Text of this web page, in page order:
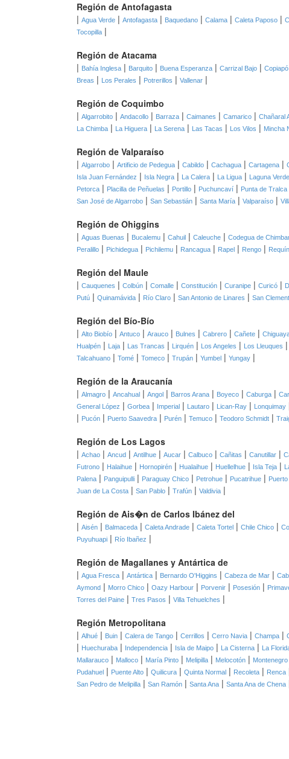
Región de Antofagasta
| Agua Verde | Antofagasta | Baquedano | Calama | Caleta Paposo |
Tocopilla |
Región de Atacama
| Bahía Inglesa | Barquito | Buena Esperanza | Carrizal Bajo | Copiapó
Breas | Los Perales | Potrerillos | Vallenar |
Región de Coquimbo
| Algarrobito | Andacollo | Barraza | Caimanes | Camarico | Chañaral
La Chimba | La Higuera | La Serena | Las Tacas | Los Vilos | Mincha
Región de Valparaíso
| Algarrobo | Artificio de Pedegua | Cabildo | Cachagua | Cartagena |
Isla Juan Fernández | Isla Negra | La Calera | La Ligua | Laguna Verde
Petorca | Placilla de Peñuelas | Portillo | Puchuncaví | Punta de Tralca
San José de Algarrobo | San Sebastián | Santa María | Valparaíso |
Región de Ohiggins
| Aguas Buenas | Bucalemu | Cahuil | Caleuche | Codegua de
Peralillo | Pichidegua | Pichilemu | Rancagua | Rapel | Rengo |
Región del Maule
| Cauquenes | Colbún | Comalle | Constitución | Curanipe | Curicó |
Putú | Quinamávida | Río Claro | San Antonio de Linares | San
Región del Bío-Bío
| Alto Biobío | Antuco | Arauco | Bulnes | Cabrero | Cañete |
Hualpén | Laja | Las Trancas | Lirquén | Los Angeles | Los Lleuques |
Talcahuano | Tomé | Tomeco | Trupán | Yumbel | Yungay |
Región de la Araucanía
| Almagro | Ancahual | Angol | Barros Arana | Boyeco | Caburga |
General López | Gorbea | Imperial | Lautaro | Lican-Ray | Lonquimay
| Pucón | Puerto Saavedra | Purén | Temuco | Teodoro Schmidt |
Región de Los Lagos
| Achao | Ancud | Antilhue | Aucar | Calbuco | Cañitas | Canutillar |
Futrono | Halaihue | Hornopirén | Hualaihue | Huellelhue | Isla Teja |
Palena | Panguipulli | Paraguay Chico | Petrohue | Pucatrihue |
Juan de La Costa | San Pablo | Trafún | Valdivia |
Región de Ais�n de Carlos Ibánez del
| Aisén | Balmaceda | Caleta Andrade | Caleta Tortel | Chile Chico |
Puyuhuapi | Río Ibañez |
Región de Magallanes y Antártica de
| Agua Fresca | Antártica | Bernardo O'Higgins | Cabeza de Mar |
Aymond | Morro Chico | Oazy Harbour | Porvenir | Posesión |
Torres del Paine | Tres Pasos | Villa Tehuelches |
Región Metropolitana
| Alhué | Buin | Calera de Tango | Cerrillos | Cerro Navia | Champa |
| Huechuraba | Independencia | Isla de Maipo | La Cisterna | La
Mallarauco | Malloco | María Pinto | Melipilla | Melocotón | Montenegro
Pudahuel | Puente Alto | Quilicura | Quinta Normal | Recoleta | Renca
San Pedro de Melipilla | San Ramón | Santa Ana | Santa Ana de Chena